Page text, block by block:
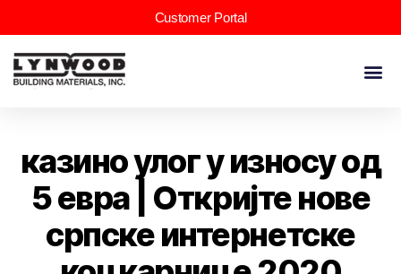
Customer Portal
казино улог у износу од
5 евра | Откријте нове
српске интернетске